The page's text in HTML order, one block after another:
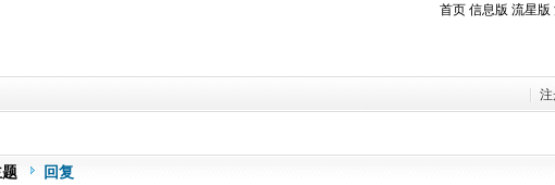
首页 信息版 流星版
回复